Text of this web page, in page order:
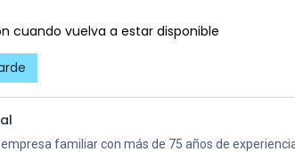
cuando vuelva a estar disponible
familiar con más de 75 años de